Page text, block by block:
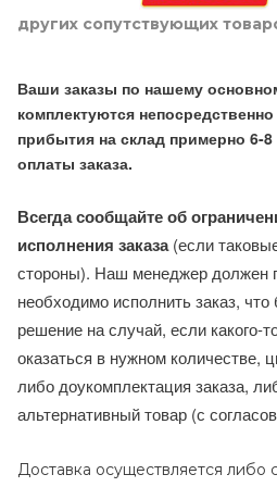
других сопутствующих
Ваши заказы по нашему
комплектуются
прибытия на склад примерно 6-
оплаты заказа.
Всегда сообщайте об
исполнения заказа(если
стороны). Наш менеджер должен
необходимо исполнить заказ,
решение на случай, если какого-
оказаться в нужном количестве,
либо доукомплектация заказа,
альтернативный товар (с
Доставка осуществляется либо